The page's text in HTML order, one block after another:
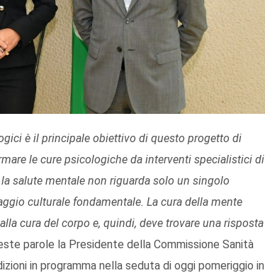
è il principale obiettivo di questo progetto di
le cure psicologiche da interventi specialistici di
salute mentale non riguarda solo un singolo
culturale fondamentale. La cura della mente
cura del corpo e, quindi, deve trovare una risposta
parole la Presidente della Commissione Sanità
in programma nella seduta di oggi pomeriggio in